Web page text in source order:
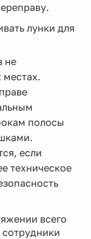
лунки для
не
полосы
если
техническое
всего